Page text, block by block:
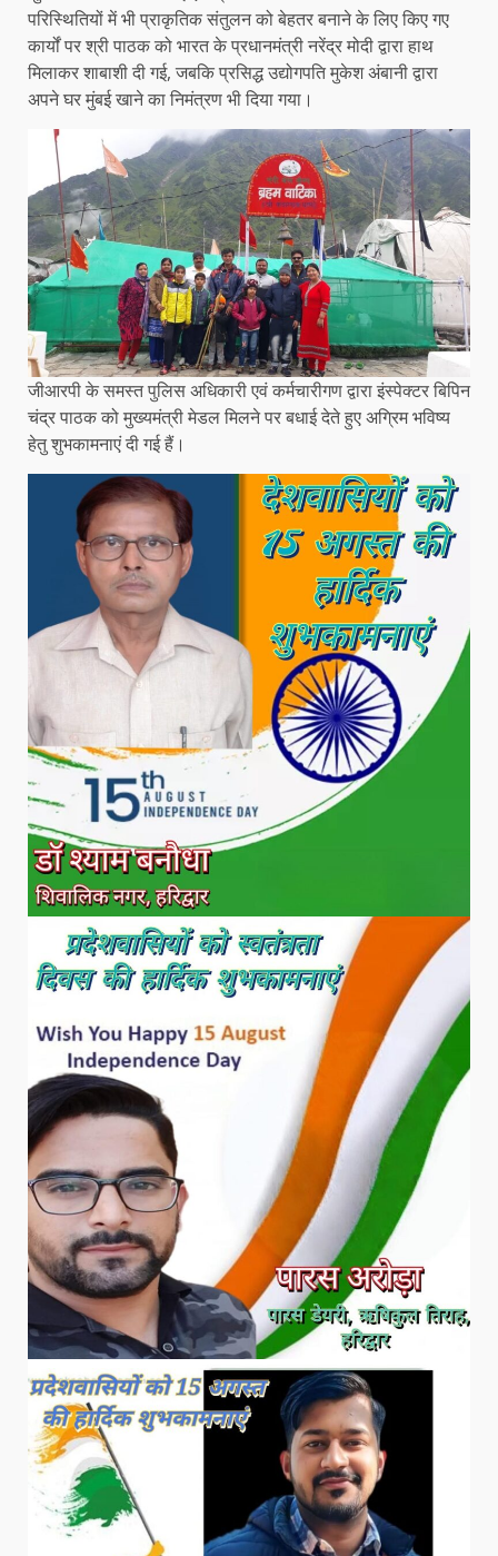
परिस्थितियों में भी प्राकृतिक संतुलन को बेहतर बनाने के लिए किए गए
कार्यों पर श्री पाठक को भारत के प्रधानमंत्री नरेंद्र मोदी द्वारा हाथ
मिलाकर शाबाशी दी गई, जबकि प्रसिद्ध उद्योगपति मुकेश अंबानी द्वारा
अपने घर मुंबई खाने का निमंत्रण भी दिया गया।
जीआरपी के समस्त पुलिस अधिकारी एवं कर्मचारीगण द्वारा इंस्पेक्टर बिपिन
चंद्र पाठक को मुख्यमंत्री मेडल मिलने पर बधाई देते हुए अग्रिम भविष्य
हेतु शुभकामनाएं दी गई हैं।